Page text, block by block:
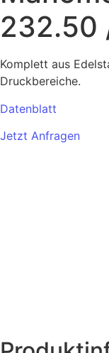
232.50
Komplett aus
Druckbereiche.
Datenblatt
Jetzt Anfragen